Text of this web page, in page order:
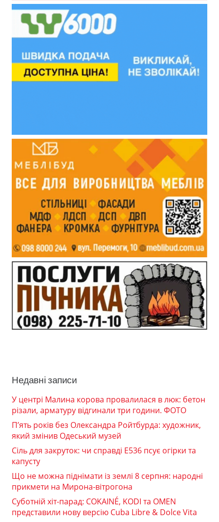
Недавні записи
У центрі Малина корова провалилася в люк: бетон
різали, арматуру відгинали три години. ФОТО
П’ять років без Олександра Ройтбурда: художник,
який змінив Одеський музей
Сіль для закруток: чи справді Е536 псує огірки та
капусту
Що не можна піднімати із землі 8 серпня: народні
прикмети на Мирона-вітрогона
Суботній хіт-парад: COKAINÉ, KODI та OMEN
представили нову версію Cuba Libre & Dolce Vita